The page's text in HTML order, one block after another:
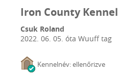
Iron County Kennel
Csuk Roland
2022. 06. 05. óta Wuuff tag
Kennelnév: ellenőrizve